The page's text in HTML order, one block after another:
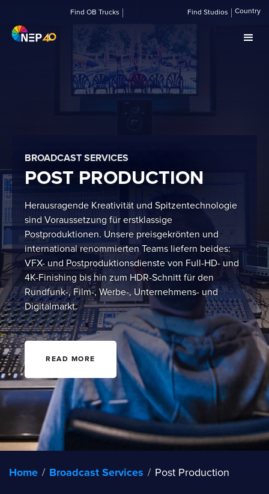
Find OB Trucks Find Studios Country
BROADCAST SERVICES
POST PRODUCTION
Herausragende Kreativität und Spitzentechnologie
sind Voraussetzung für erstklassige
Postproduktionen. Unsere preisgekrönten und
international renommierten Teams liefern beides:
VFX- und Postproduktionsdienste von Full-HD- und
4K-Finishing bis hin zum HDR-Schnitt für den
Rundfunk-, Film-, Werbe-, Unternehmens- und
Digitalmarkt.
READ MORE
Home / Broadcast Services / Post Production